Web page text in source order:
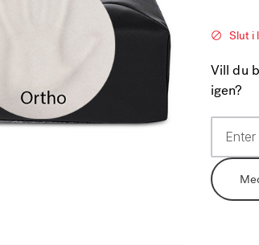
Slut i
Vill du
igen?